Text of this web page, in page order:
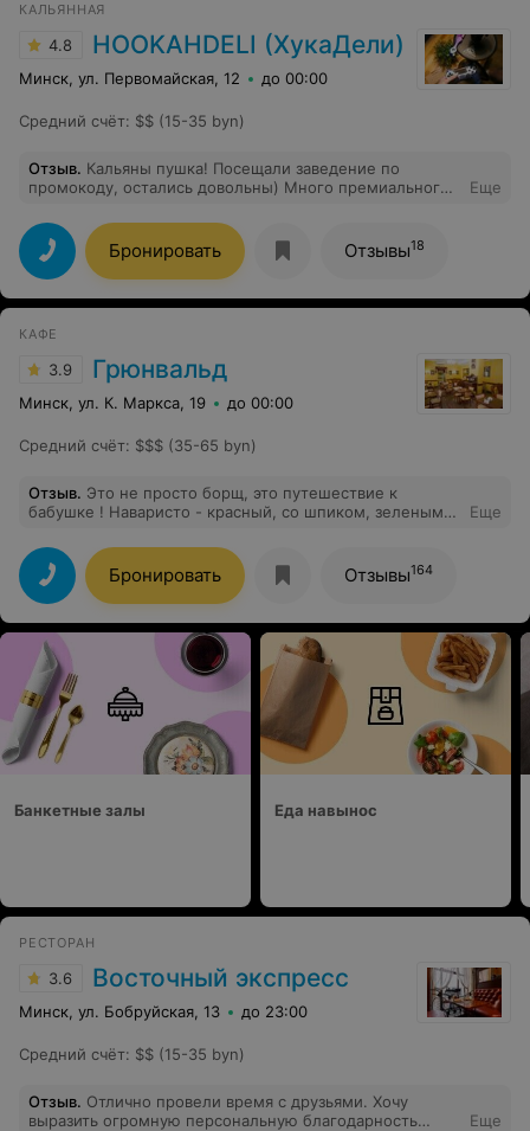
КАЛЬЯННАЯ
4.8 HOOKAHDELI (ХукаДели)
Минск, ул. Первомайская, 12 до 00:00
Средний счёт: $$ (15-35 byn)
Отзыв. Кальяны пушка! Посещали заведение по
промокоду, остались довольны) Много премиального
классные зоны с пс и много карточных игр для
компаний. Огромный плюс - можно со своей едой.
Есть парковка и вайфай. Рекомендую!
Еще
Бронировать Отзывы18
КАФЕ
3.9 Грюнвальд
Минск, ул. К. Маркса, 19 до 00:00
Средний счёт: $$$ (35-65 byn)
Отзыв. Это не просто борщ, это путешествие к
бабушке ! Наваристо - красный, со шпиком, зеленым
конечно топ всегда.
Еще
Бронировать Отзывы164
Банкетные залы Еда навынос
РЕСТОРАН
3.6 Восточный экспресс
Минск, ул. Бобруйская, 13 до 23:00
Средний счёт: $$ (15-35 byn)
Отзыв. Отлично провели время с друзьями. Хочу
выразить огромную персональную благодарность
Еще